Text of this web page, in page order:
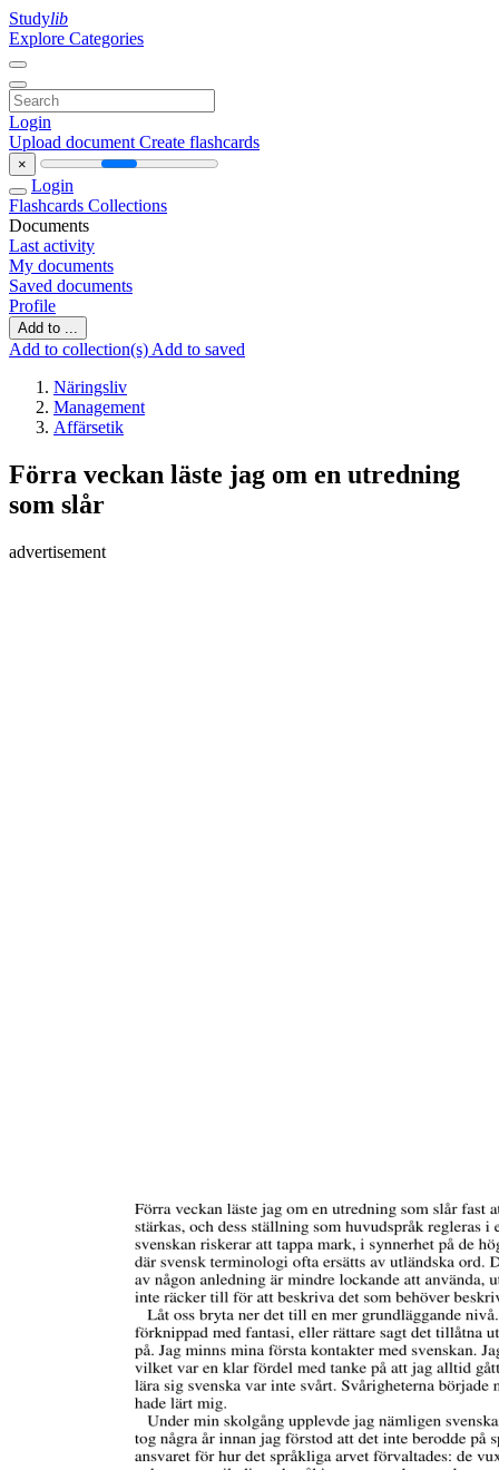
Studylib
Explore Categories
Login
Upload document Create flashcards
×
Login
Flashcards Collections
Documents
Last activity
My documents
Saved documents
Profile
Add to ...
Add to collection(s) Add to saved
Näringsliv
Management
Affärsetik
Förra veckan läste jag om en utredning
som slår
advertisement